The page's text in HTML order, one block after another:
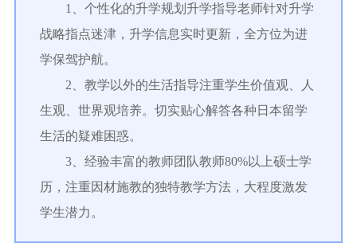
1、个性化的升学规划升学指导老师针对升学
战略指点迷津，升学信息实时更新，全方位为进
学保驾护航。
2、教学以外的生活指导注重学生价值观、人
生观、世界观培养。切实贴心解答各种日本留学
生活的疑难困惑。
3、经验丰富的教师团队教师80%以上硕士学
历，注重因材施教的独特教学方法，大程度激发
学生潜力。